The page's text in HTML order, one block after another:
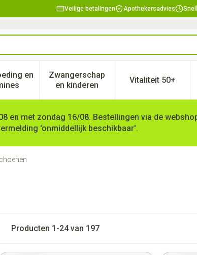
Veilige betalingen Apothekersadvies
verzorging en hygiëne categorie
en
Toon submenu voor Dieet, voeding en vitamines
Zwangerschap
en kinderenToon submenu voorVitaliteit 50+
Toon
en met zondag 16/08. Bestellingen via de
'onmiddellijk beschikbaar'.
Producten 1 -24van 197